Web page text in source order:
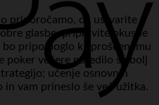
priporočamo, da ustvarite
glasbe, pripravite okusne
pripomoglo k sproščenemu
poker večere naredilo še bolj
učenje osnovnih
vam prineslo še več užitka.